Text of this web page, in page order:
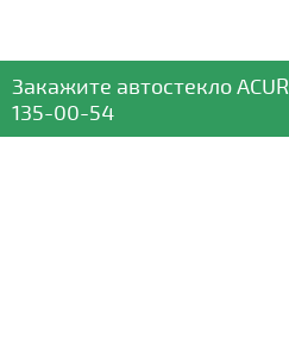
Закажите автостекло
135-00-54